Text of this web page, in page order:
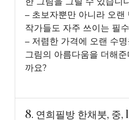
– 초보자뿐만 아니라 오랜
작가들도 자주 쓰이는 필
– 저렴한 가격에 오랜 수
그림의 아름다움을 더해
까요?
8. 연희필방 한채붓, 중,